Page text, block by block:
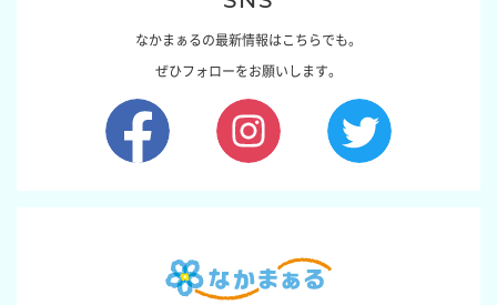
なかまぁるの最新情報はこちらでも。
ぜひフォローをお願いします。